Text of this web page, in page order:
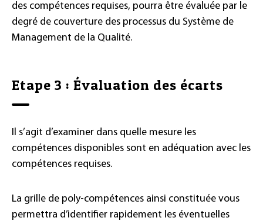
des compétences requises, pourra être évaluée par le
degré de couverture des processus du Système de
Management de la Qualité.
Etape 3 : Évaluation des écarts
Il s’agit d’examiner dans quelle mesure les
compétences disponibles sont en adéquation avec les
compétences requises.
La grille de poly-compétences ainsi constituée vous
permettra d’identifier rapidement les éventuelles